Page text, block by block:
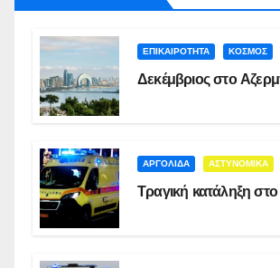
ΕΠΙΚΑΙΡΟΤΗΤΑ ΚΟΣΜΟΣ
Δεκέμβριος στο
ΑΡΓΟΛΙΔΑ ΑΣΤΥΝΟΜΙΚΑ
Τραγική κατάληξη